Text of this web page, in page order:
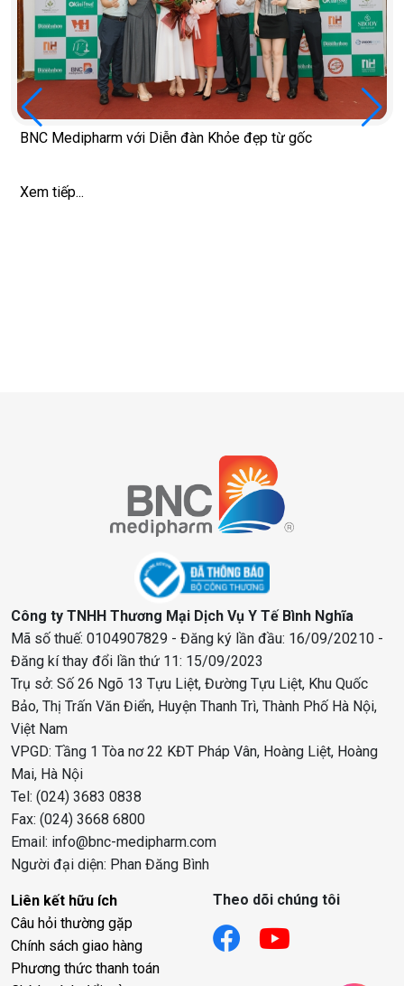
BNC Medipharm với Diễn đàn Khỏe đẹp từ gốc
Xem tiếp...
Công ty TNHH Thương Mại Dịch Vụ Y Tế Bình Nghĩa
Mã số thuế: 0104907829 - Đăng ký lần đầu: 16/09/20210 -
Đăng kí thay đổi lần thứ 11: 15/09/2023
Trụ sở: Số 26 Ngõ 13 Tựu Liệt, Đường Tựu Liệt, Khu Quốc
Bảo, Thị Trấn Văn Điển, Huyện Thanh Trì, Thành Phố Hà Nội,
Việt Nam
VPGD: Tầng 1 Tòa nơ 22 KĐT Pháp Vân, Hoàng Liệt, Hoàng
Mai, Hà Nội
Tel: (024) 3683 0838
Fax: (024) 3668 6800
Email: info@bnc-medipharm.com
Người đại diện: Phan Đăng Bình
Liên kết hữu ích
Câu hỏi thường gặp
Chính sách giao hàng
Phương thức thanh toán
Theo dõi chúng tôi